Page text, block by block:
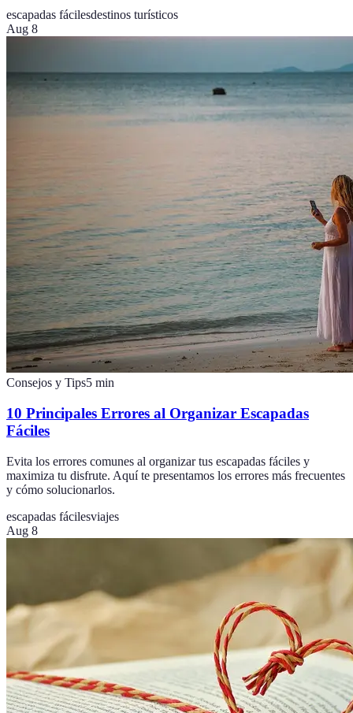
escapadas fácilesdestinos turísticos
Aug 8
Consejos y Tips5 min
10 Principales Errores al Organizar Escapadas
Fáciles
Evita los errores comunes al organizar tus escapadas fáciles y
maximiza tu disfrute. Aquí te presentamos los errores más frecuentes
y cómo solucionarlos.
escapadas fácilesviajes
Aug 8